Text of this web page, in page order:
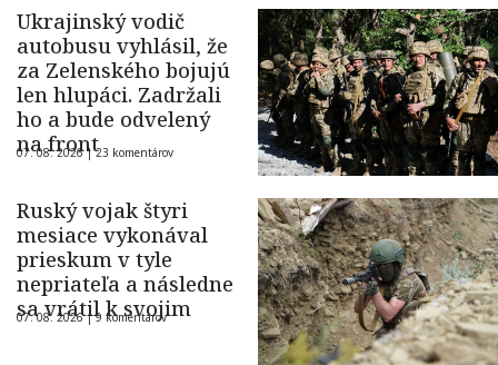
Ukrajinský vodič
autobusu vyhlásil, že
za Zelenského bojujú
len hlupáci. Zadržali
ho a bude odvelený
na front
07. 08. 2026 |23 komentárov
Ruský vojak štyri
mesiace vykonával
prieskum v tyle
nepriateľa a následne
sa vrátil k svojim
07. 08. 2026 |9 komentárov